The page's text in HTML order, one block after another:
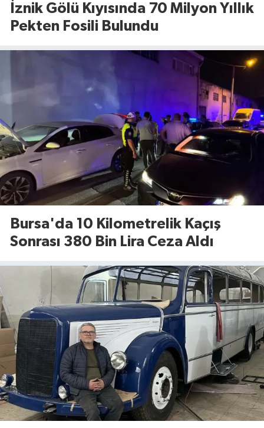
İznik Gölü Kıyısında 70 Milyon Yıllık
Pekten Fosili Bulundu
Bursa'da 10 Kilometrelik Kaçış
Sonrası 380 Bin Lira Ceza Aldı